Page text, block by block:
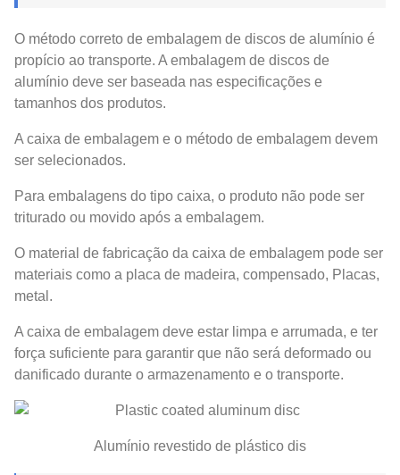
O método correto de embalagem de discos de alumínio é
propício ao transporte. A embalagem de discos de
alumínio deve ser baseada nas especificações e
tamanhos dos produtos.
A caixa de embalagem e o método de embalagem devem
ser selecionados.
Para embalagens do tipo caixa, o produto não pode ser
triturado ou movido após a embalagem.
O material de fabricação da caixa de embalagem pode ser
materiais como a placa de madeira, compensado, Placas,
metal.
A caixa de embalagem deve estar limpa e arrumada, e ter
força suficiente para garantir que não será deformado ou
danificado durante o armazenamento e o transporte.
Alumínio revestido de plástico dis